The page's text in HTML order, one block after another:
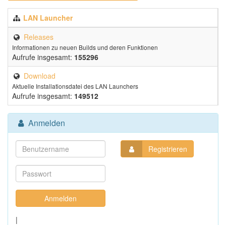
LAN Launcher
Releases
Informationen zu neuen Builds und deren Funktionen
Aufrufe insgesamt: 155296
Download
Aktuelle Installationsdatei des LAN Launchers
Aufrufe insgesamt: 149512
Anmelden
|
Registrieren